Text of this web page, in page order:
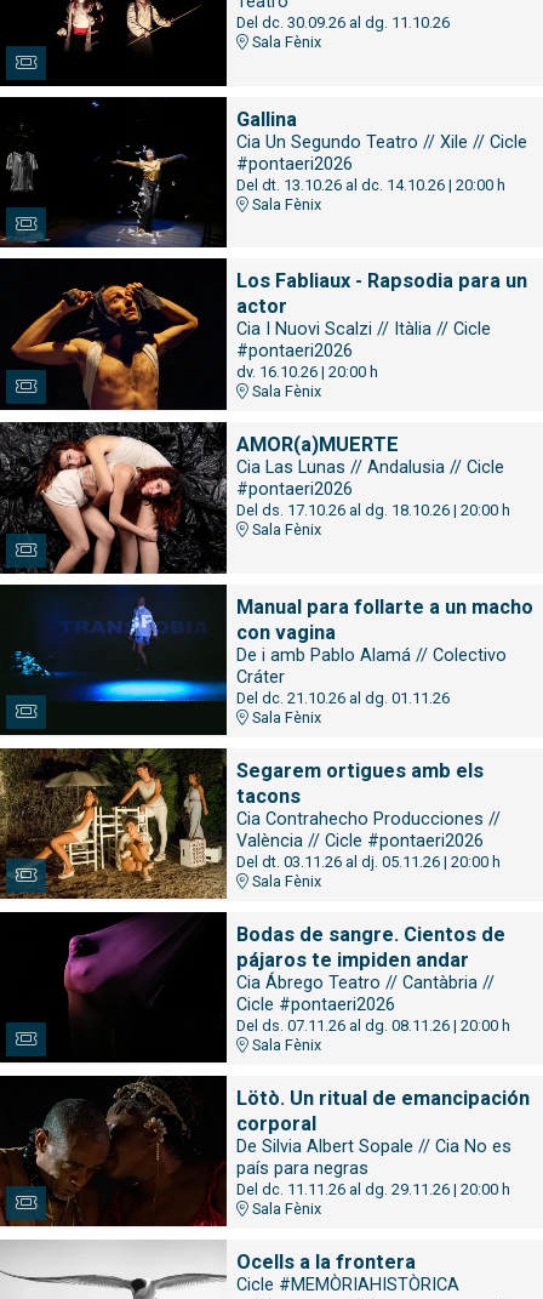
Del dc. 30.09.26al dg. 11.10.26
Sala Fènix
Gallina
Cia Un Segundo Teatro // Xile // Cicle
#pontaeri2026
Del dt. 13.10.26al dc. 14.10.26| 20:00 h
Sala Fènix
Los Fabliaux - Rapsodia para un
actor
Cia I Nuovi Scalzi // Itàlia // Cicle
#pontaeri2026
dv. 16.10.26| 20:00 h
Sala Fènix
AMOR(a)MUERTE
Cia Las Lunas // Andalusia // Cicle
#pontaeri2026
Del ds. 17.10.26al dg. 18.10.26| 20:00 h
Sala Fènix
Manual para follarte a un macho
con vagina
De i amb Pablo Alamá // Colectivo
Cráter
Del dc. 21.10.26al dg. 01.11.26
Sala Fènix
Segarem ortigues amb els
tacons
Cia Contrahecho Producciones //
València // Cicle #pontaeri2026
Del dt. 03.11.26al dj. 05.11.26| 20:00 h
Sala Fènix
Bodas de sangre. Cientos de
pájaros te impiden andar
Cia Ábrego Teatro // Cantàbria //
Cicle #pontaeri2026
Del ds. 07.11.26al dg. 08.11.26| 20:00 h
Sala Fènix
Lötò. Un ritual de emancipación
corporal
De Silvia Albert Sopale // Cia No es
país para negras
Del dc. 11.11.26al dg. 29.11.26| 20:00 h
Sala Fènix
Ocells a la frontera
Cicle #MEMÒRIAHISTÒRICA